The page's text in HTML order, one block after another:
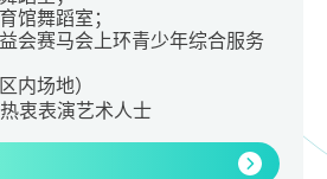
馆舞蹈室；
会赛马会上环青少年综合服务
内场地）
衷表演艺术人士